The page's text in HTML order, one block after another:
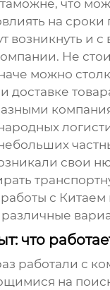
что
на сроки
возникнуть и
Не
можно
доставке
свои
с Китаем
что
работали с
на